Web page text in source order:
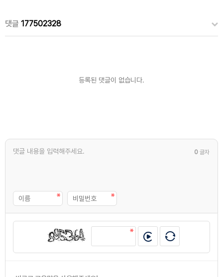
댓글 177502328
등록된 댓글이 없습니다.
0 글자